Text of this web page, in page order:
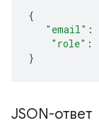
{
"email" :
"role" :
}
JSON-ответ